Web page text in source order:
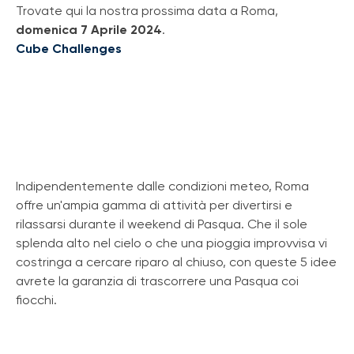
Trovate qui la nostra prossima data a Roma,
domenica 7 Aprile 2024.
Cube Challenges
Indipendentemente dalle condizioni meteo, Roma
offre un'ampia gamma di attività per divertirsi e
rilassarsi durante il weekend di Pasqua. Che il sole
splenda alto nel cielo o che una pioggia improvvisa vi
costringa a cercare riparo al chiuso, con queste 5 idee
avrete la garanzia di trascorrere una Pasqua coi
fiocchi.